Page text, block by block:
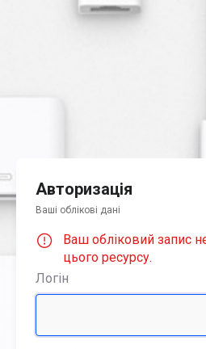
Авторизація
Ваші облікові дані
Ваш обліковий запис
цього ресурсу.
Логін